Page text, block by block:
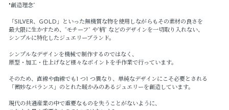
"創造理念”
「SILVER、GOLD」といった無機質な物を使用しながらもその素材の良さを
最大限に生かすため、“モチーフ” や“柄” などのデザインを一切取り入れない、
シンプルに特化したジュエリーブランド。
シンプルなデザインを機械で制作するのではなく、
原型・加工・仕上げなど様々なポイントを手作業で行っています。
そのため、直線や曲線でも1 つ1 つ異なり、単純なデザインにこそ必要とされる
「微妙なバランス」のとれた暖かみのあるジュエリーを創造しています。
現代の共通産業の中で重要なものを失うことがないように、